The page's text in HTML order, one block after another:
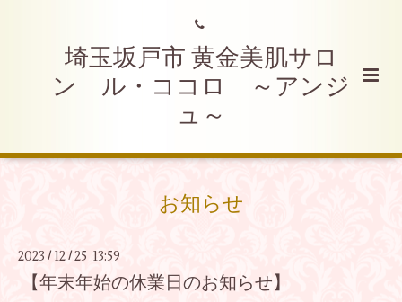
埼玉坂戸市 黄金美肌サロ
ン ル・ココロ ～アンジ
ュ～
お知らせ
2023 / 12 /25 13:59
【年末年始の休業日のお知らせ】